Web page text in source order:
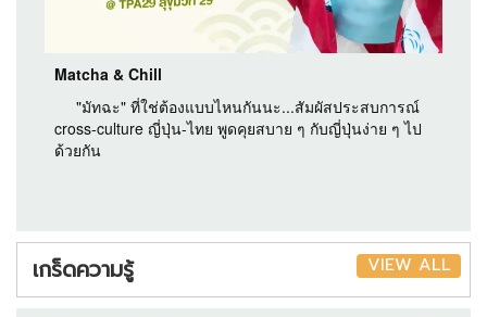
Matcha & Chill
"มัทฉะ" ที่ใช่ต้องแบบไหนกันนะ...สัมผัสประสบการณ์
cross-culture ญี่ปุ่น-ไทย พูดคุยสบาย ๆ กับญี่ปุ่นง่าย ๆ ไป
ด้วยกัน
เกร็ดความรู้ VIEW ALL